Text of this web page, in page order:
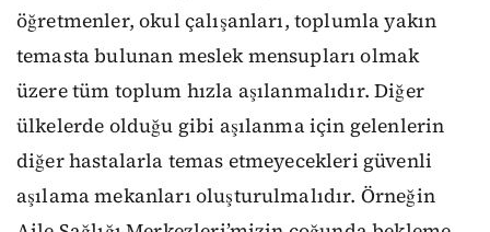
öğretmenler, okul çalışanları, toplumla yakın
temasta bulunan meslek mensupları olmak
üzere tüm toplum hızla aşılanmalıdır. Diğer
ülkelerde olduğu gibi aşılanma için gelenlerin
diğer hastalarla temas etmeyecekleri güvenli
aşılama mekanları oluşturulmalıdır. Örneğin